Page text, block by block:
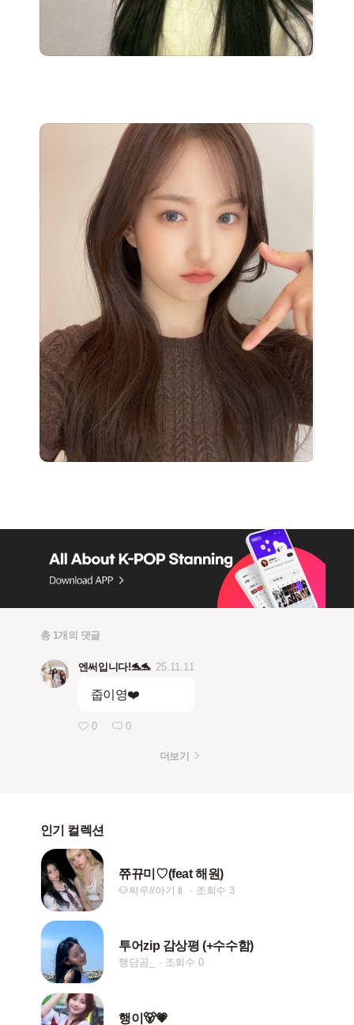
총 1개의 댓글
엔써입니다!🐬🐬 25.11.11
줍이영❤️
0 0
더보기
인기 컬렉션
쮸뀨미♡(feat 해원)
🐶찌우//아기🍼 조회수 3
투어zip 감상평 (+수수함)
행담곰_ 조회수 0
행이🐻💗